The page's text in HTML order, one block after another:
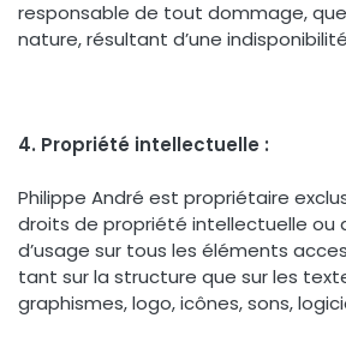
responsable de tout dommage,
nature, résultant d’une
4. Propriété intellectuelle :
Philippe André est propriétaire
droits de propriété intellectuelle ou
d’usage sur tous les éléments
tant sur la structure que sur les
graphismes, logo, icônes, sons,